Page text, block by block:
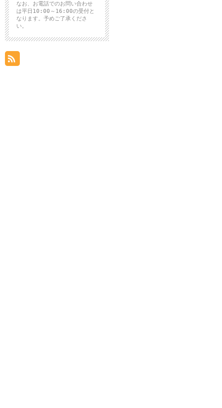
なお、お電話でのお問い合わせ
は平日10:00～16:00の受付と
なります。予めご了承くださ
い。